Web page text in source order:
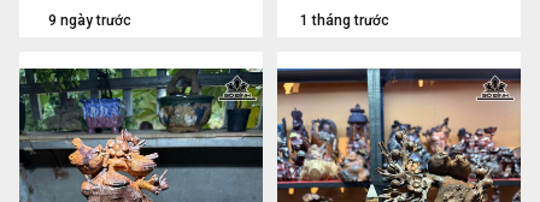
9 ngày trước 1 tháng trước